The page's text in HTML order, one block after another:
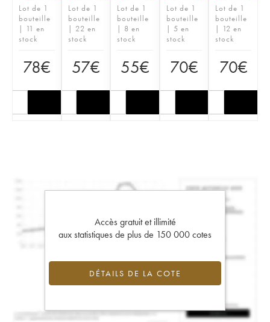
Lot de 1
bouteille
| 11 en
stock
78€
Lot de 1
bouteille
| 22 en
stock
57€
Lot de 1
bouteille
| 8 en
stock
55€
Lot de 1
bouteille
| 5 en
stock
70€
Lot de 1
bouteille
| 12 en
stock
70€
Accès gratuit et illimité
aux statistiques de plus de 150 000 cotes
DÉTAILS DE LA COTE